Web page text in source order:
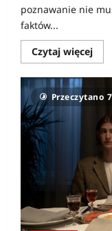
poznawanie nie
faktów...
Czytaj więcej
się
o
Przeczytano